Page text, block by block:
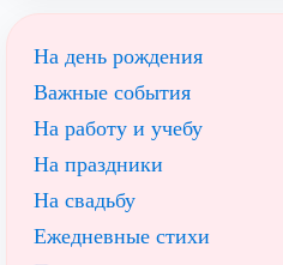
На день рождения
Важные события
На работу и учебу
На праздники
На свадьбу
Ежедневные стихи